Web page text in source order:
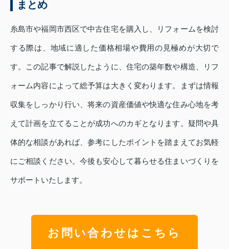
まとめ
糸島市や福岡市西区で中古住宅を購入し、リフォームを検討
する際は、地域に適した価格相場や費用の見極めが大切で
す。この記事で解説したように、住宅の築年数や構造、リフ
ォーム内容によって総予算は大きく変わります。まずは情報
収集をしっかり行い、将来の資産価値や快適な住み心地を考
えて計画を立てることが成功へのカギとなります。疑問や具
体的な相談があれば、参考にしたポイントを踏まえてお気軽
にご相談ください。今後も安心して暮らせる住まいづくりを
サポートいたします。
お問い合わせはこちら